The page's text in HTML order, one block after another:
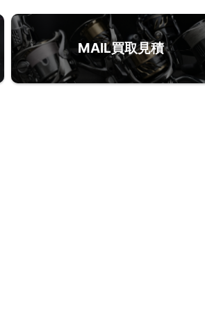
MAIL買取見積